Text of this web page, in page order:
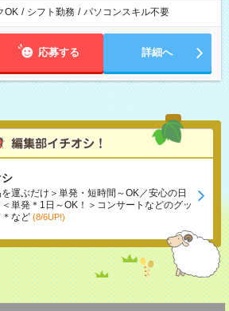
OK / シフト勤務 / パソコンスキル不要
応募する 詳細へ
運ぶだけ＞単発・短時間～OK／安心の日
単発＊1日～OK！＞コンサートなどのグッ
など (8/6UP!)